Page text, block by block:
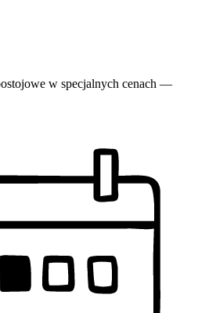
w specjalnych cenach —